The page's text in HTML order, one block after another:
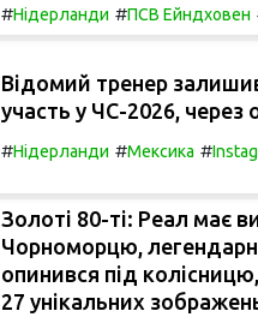
#Нідерланди #ПСВ Ейндховен
Відомий тренер
участь у ЧС-2026, через
#Нідерланди #Мексика #
Золоті 80-ті: Реал має
Чорноморцю,
опинився під
27 унікальних